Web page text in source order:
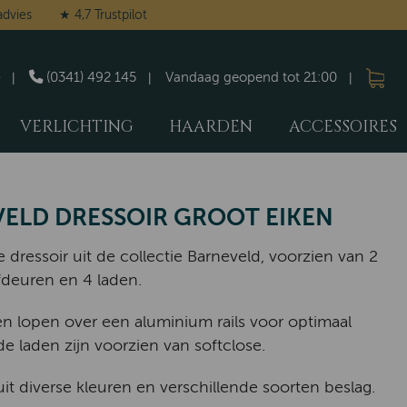
★ 4,7 Trustpilot
Vandaag geopend tot 21:00
(0341) 492 145
VERLICHTING HAARDEN ACCESSOIRES
DRESSOIR GROOT EIKEN
dressoir uit de collectie Barneveld, voorzien van 2
en 4 laden.
lopen over een aluminium rails voor optimaal
laden zijn voorzien van softclose.
diverse kleuren en verschillende soorten beslag.